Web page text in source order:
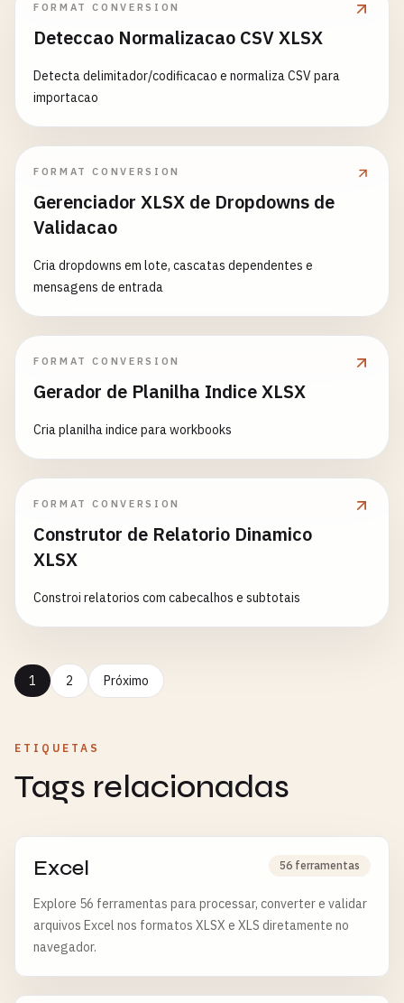
FORMAT CONVERSION
Deteccao Normalizacao CSV XLSX
Detecta delimitador/codificacao e normaliza CSV para
importacao
FORMAT CONVERSION
Gerenciador XLSX de Dropdowns de
Validacao
Cria dropdowns em lote, cascatas dependentes e
mensagens de entrada
FORMAT CONVERSION
Gerador de Planilha Indice XLSX
Cria planilha indice para workbooks
FORMAT CONVERSION
Construtor de Relatorio Dinamico
XLSX
Constroi relatorios com cabecalhos e subtotais
1 2 Próximo
ETIQUETAS
Tags relacionadas
Excel 56 ferramentas
Explore 56 ferramentas para processar, converter e validar
arquivos Excel nos formatos XLSX e XLS diretamente no
navegador.